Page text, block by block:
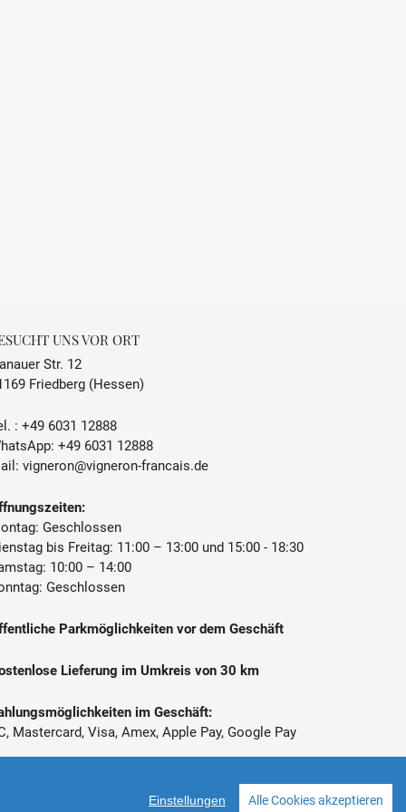
UNS VOR ORT
Str. 12
Friedberg (Hessen)
: +49 6031 12888
+49 6031 12888
vigneron@vigneron-francais.de
Geschlossen
bis Freitag: 11:00 – 13:00 und 15:00 - 18:30
10:00 – 14:00
Geschlossen
Parkmöglichkeiten vor dem Geschäft
Lieferung im Umkreis von 30 km
im Geschäft:
Mastercard, Visa, Amex, Apple Pay, Google Pay
Einstellungen Alle Cookies akzeptieren